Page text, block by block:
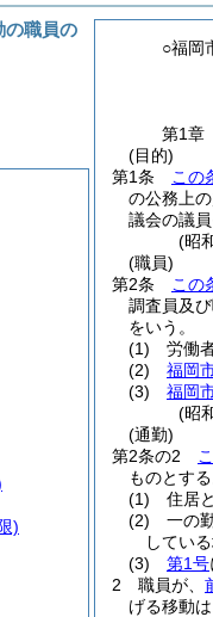
○福岡
第1章
(目的)
第1条
この
の公務上
議会の議
(昭
(職員)
第2条
この
調査員及
をいう。
(1)
労働
(2)
福岡
(3)
福岡
(昭
(通勤)
第2条の2
ものとする
(1)
住居
(2)
一の
してい
(3)
第1号
2
職員が、
げる移動は
の職員の
)